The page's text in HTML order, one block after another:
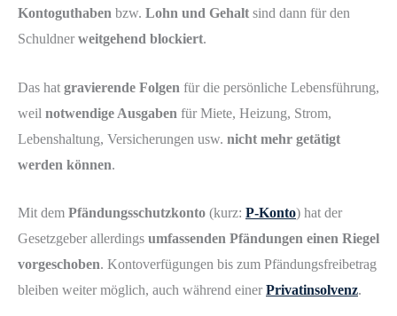
Kontoguthaben bzw. Lohn und Gehalt sind dann für den
Schuldner weitgehend blockiert.
Das hat gravierende Folgen für die persönliche Lebensführung,
weil notwendige Ausgaben für Miete, Heizung, Strom,
Lebenshaltung, Versicherungen usw. nicht mehr getätigt
werden können.
Mit dem Pfändungsschutzkonto (kurz: P-Konto) hat der
Gesetzgeber allerdings umfassenden Pfändungen einen Riegel
vorgeschoben. Kontoverfügungen bis zum Pfändungsfreibetrag
bleiben weiter möglich, auch während einer Privatinsolvenz.